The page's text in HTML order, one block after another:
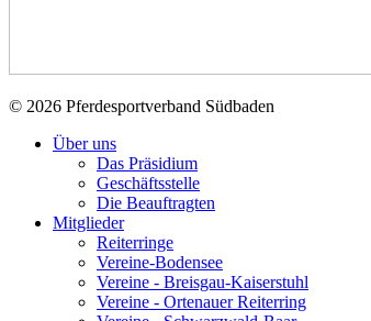
© 2026 Pferdesportverband Südbaden
Über uns
Das Präsidium
Geschäftsstelle
Die Beauftragten
Mitglieder
Reiterringe
Vereine-Bodensee
Vereine - Breisgau-Kaiserstuhl
Vereine - Ortenauer Reiterring